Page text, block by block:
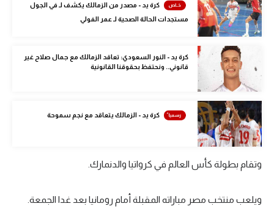
الوطن العربي
رياضة نسائية
آسيا
أمريكا
ركن الألعاب
Gamers
كرة يد - مصدر من الزمالك يكشف لـ في الجول
مستجدات الحالة الصحية لـ عمر الفولي
كرة يد - النور السعودي: تعاقد الزمالك مع جمال صلاح غير
قانوني.. ونحتفظ بحقوقنا القانونية
كرة يد - الزمالك يتعاقد مع نجم سموحة
وتقام بطولة كأس العالم في كرواتيا والدنمارك.
ويلعب منتخب مصر مباراته المقبلة أمام رومانيا بعد غدا الجمعة.